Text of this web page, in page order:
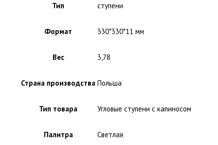
Тип ступени
Формат 330*330*11 мм
Вес 3,78
Страна производства Польша
Тип товара Угловые ступени с капиносом
Палитра Светлая